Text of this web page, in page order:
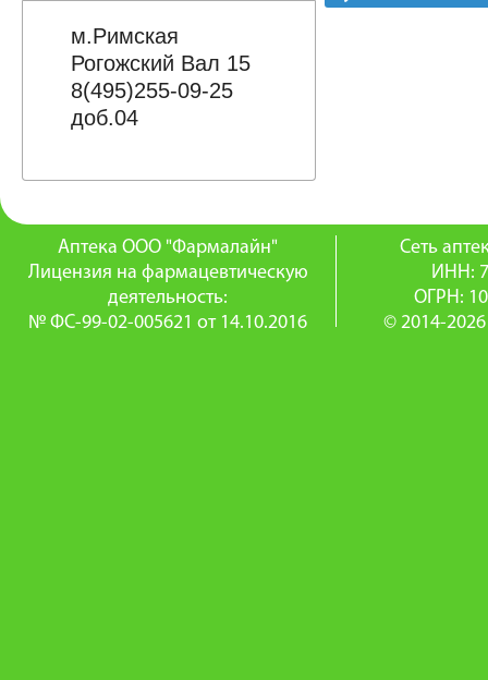
м.Римская
Рогожский Вал 15
8(495)255-09-25
доб.04
Аптека ООО "Фармалайн"
Лицензия на фармацевтическую
деятельность:
№ ФС-99-02-005621 от 14.10.2016
Сеть
ИНН:
ОГРН:
© 2014-